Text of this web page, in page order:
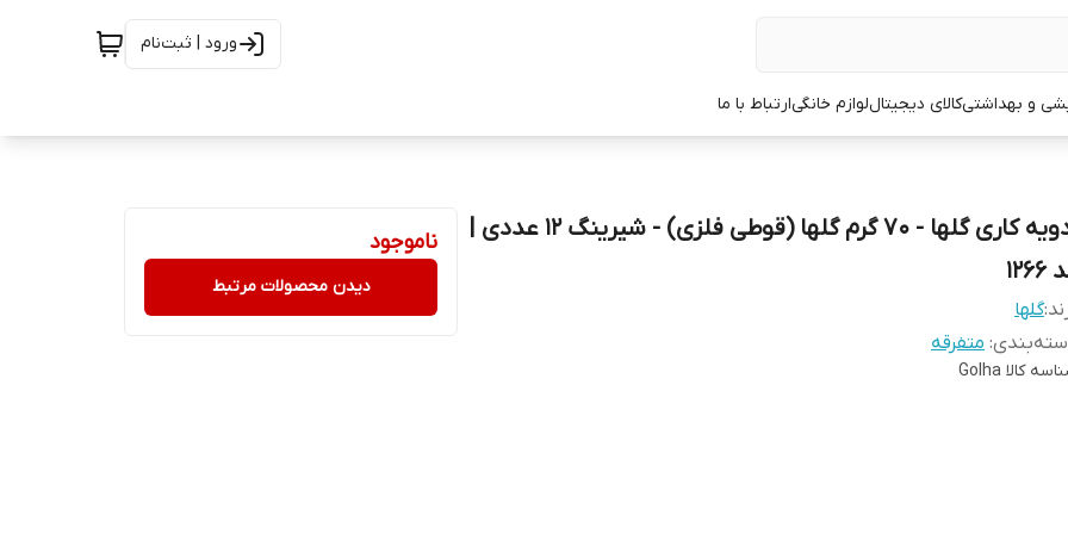
ورود | ثبت‌نام
و بهداشتیکالای دیجیتاللوازم خانگیارتباط با ما
ادویه کاری گلها - 70 گرم گلها (قوطی فلزی) - شیرینگ 12 عددی |
گلها
: متفرقه
کالا Golha
ناموجود
دیدن محصولات مرتبط